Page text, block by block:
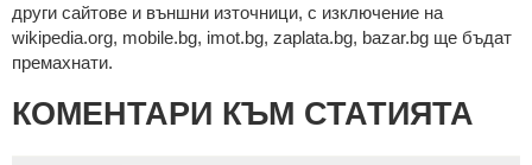
други сайтове и външни източници, с изключение на
wikipedia.org, mobile.bg, imot.bg, zaplata.bg, bazar.bg ще бъдат
премахнати.
КОМЕНТАРИ КЪМ СТАТИЯТА